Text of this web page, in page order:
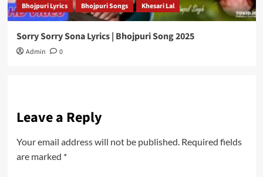
Bhojpuri Lyrics Bhojpuri Songs Khesari Lal
Sorry Sorry Sona Lyrics | Bhojpuri Song 2025
Admin 0
Leave a Reply
Your email address will not be published. Required fields
are marked *